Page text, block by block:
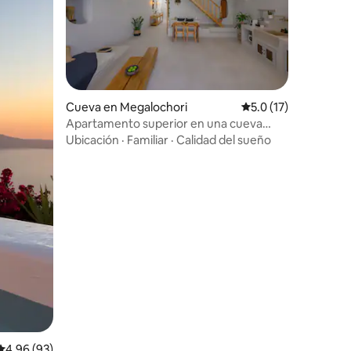
Cueva en Megalochori Calificación
5.0 (17)
Apartamento superior en una cueva
familiar con Elements Suites
Ubicación · Familiar · Calidad del sueño